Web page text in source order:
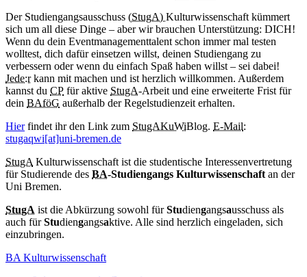
Der Studiengangsausschuss (StugA) Kulturwissenschaft kümmert
sich um all diese Dinge – aber wir brauchen Unterstützung: DICH!
Wenn du dein Eventmanagementtalent schon immer mal testen
wolltest, dich dafür einsetzen willst, deinen Studiengang zu
verbessern oder wenn du einfach Spaß haben willst – sei dabei!
Jede:rkann mit machen und ist herzlich willkommen. Außerdem
kannst du CP für aktive StugA-Arbeit und eine erweiterte Frist für
dein BAföG außerhalb der Regelstudienzeit erhalten.
Hierfindet ihr den Link zum StugAKuWiBlog. E-Mail:
stugaqwi[at]uni-bremen.de
StugA Kulturwissenschaft ist die studentische Interessenvertretung
für Studierende des BA-Studiengangs Kulturwissenschaft an der
Uni Bremen.
StugA ist die Abkürzung sowohl fürStudiengangsausschuss als
auch fürStudiengangsaktive. Alle sind herzlich eingeladen, sich
einzubringen.
BA Kulturwissenschaft